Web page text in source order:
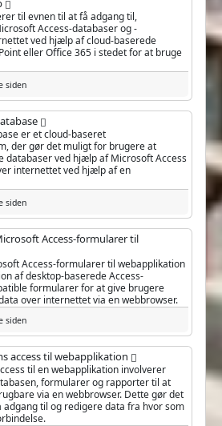
til evnen til at få adgang til,
Access-databaser og -
ved hjælp af cloud-baserede
eller Office 365 i stedet for at bruge
siden
er et cloud-baseret
der gør det muligt for brugere at
databaser ved hjælp af Microsoft Access
internettet ved hjælp af en
siden
Access-formularer til
Access-formularer til webapplikation
af desktop-baserede Access-
formularer for at give brugere
over internettet via en webbrowser.
siden
access til webapplikation
til en webapplikation involverer
formularer og rapporter til at
via en webbrowser. Dette gør det
til og redigere data fra hvor som